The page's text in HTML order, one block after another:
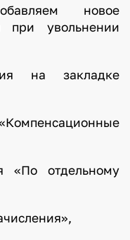
новое
при увольнении
на закладке
«По отдельному